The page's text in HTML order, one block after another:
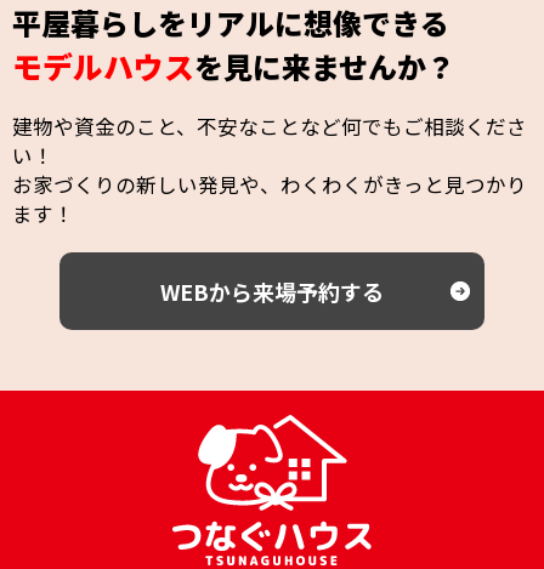
平屋暮らしをリアルに想像できる
モデルハウスを見に来ませんか？
建物や資金のこと、不安なことなど何でもご相談くださ
い！
お家づくりの新しい発見や、わくわくがきっと見つかり
ます！
WEBから来場予約する